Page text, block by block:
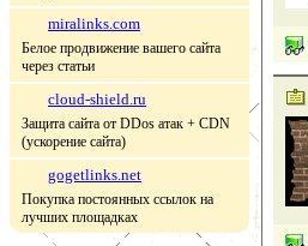
miralinks.com
Белое продвижение вашего сайта
через статьи
cloud-shield.ru
Защита сайта от DDos атак + CDN
(ускорение сайта)
gogetlinks.net
Покупка постоянных ссылок на
лучших площадках